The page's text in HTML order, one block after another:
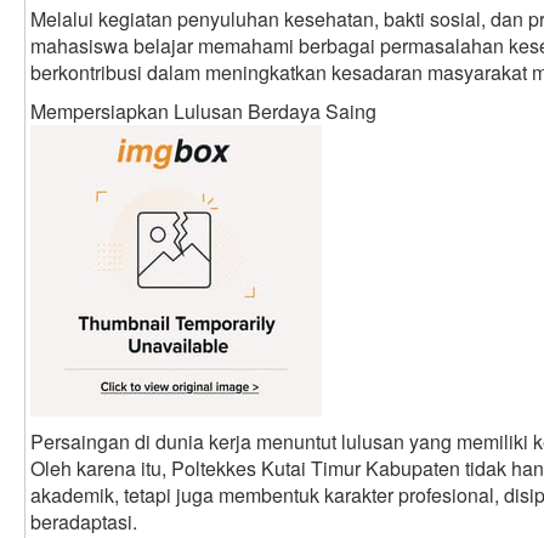
Melalui kegiatan penyuluhan kesehatan, bakti sosial, dan
mahasiswa belajar memahami berbagai permasalahan
berkontribusi dalam meningkatkan kesadaran masyarakat
Mempersiapkan Lulusan Berdaya Saing
Persaingan di dunia kerja menuntut lulusan yang memiliki
Oleh karena itu, Poltekkes Kutai Timur Kabupaten tidak
akademik, tetapi juga membentuk karakter profesional,
beradaptasi.